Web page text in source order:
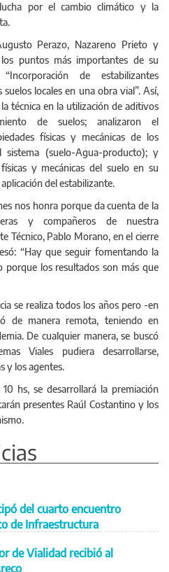
por el cambio climático y la
Perazo, Nazareno Prieto y
puntos más importantes de su
de estabilizantes
locales en una obra vial”. Así,
técnica en la utilización de aditivos
de suelos; analizaron el
físicas y mecánicas de los
sistema (suelo-Agua-producto); y
y mecánicas del suelo en su
del estabilizante.
nos honra porque da cuenta de la
y compañeros de nuestra
Técnico, Pablo Morano, en el cierre
“Hay que seguir fomentando la
porque los resultados son más que
se realiza todos los años pero -en
de manera remota, teniendo en
De cualquier manera, se buscó
Viales pudiera desarrollarse,
y los agentes.
hs, se desarrollará la premiación
presentes Raúl Costantino y los
del cuarto encuentro
de Infraestructura
de Vialidad recibió al